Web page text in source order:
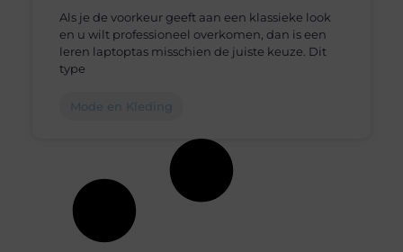
Als je de voorkeur geeft aan een klassieke look
en u wilt professioneel overkomen, dan is een
leren laptoptas misschien de juiste keuze. Dit
type
Mode en Kleding